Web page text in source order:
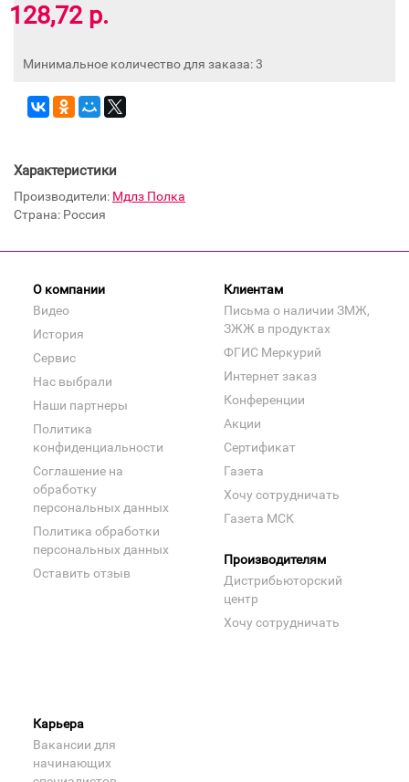
128,72 р.
Минимальное количество для заказа: 3
Характеристики
Производители: Мдлз Полка
Страна: Россия
О компании
Видео
История
Сервис
Нас выбрали
Наши партнеры
Политика
конфиденциальности
Соглашение на
обработку
персональных данных
Политика обработки
персональных данных
Оставить отзыв
Клиентам
Письма о наличии ЗМЖ,
ЗЖЖ в продуктах
ФГИС Меркурий
Интернет заказ
Конференции
Акции
Сертификат
Газета
Хочу сотрудничать
Газета МСК
Производителям
Дистрибьюторский
центр
Хочу сотрудничать
Карьера
Вакансии для
начинающих